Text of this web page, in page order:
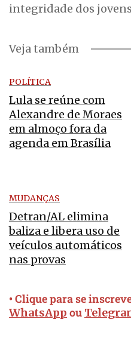
integridade dos
Veja também
POLÍTICA
Lula se reúne com
Alexandre de Moraes
em almoço fora da
agenda em Brasília
MUDANÇAS
Detran/AL elimina
baliza e libera uso de
veículos automáticos
nas provas
• Clique para se
WhatsApp ou